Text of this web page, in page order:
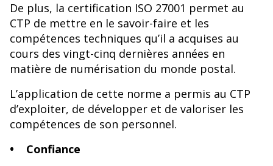
De plus, la certification ISO 27001 permet au
CTP de mettre en le savoir-faire et les
compétences techniques qu’il a acquises au
cours des vingt-cinq dernières années en
matière de numérisation du monde postal.
L’application de cette norme a permis au CTP
d’exploiter, de développer et de valoriser les
compétences de son personnel.
• Confiance